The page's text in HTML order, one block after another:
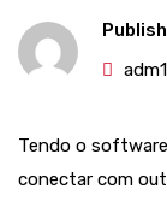
Tendo o
conectar com